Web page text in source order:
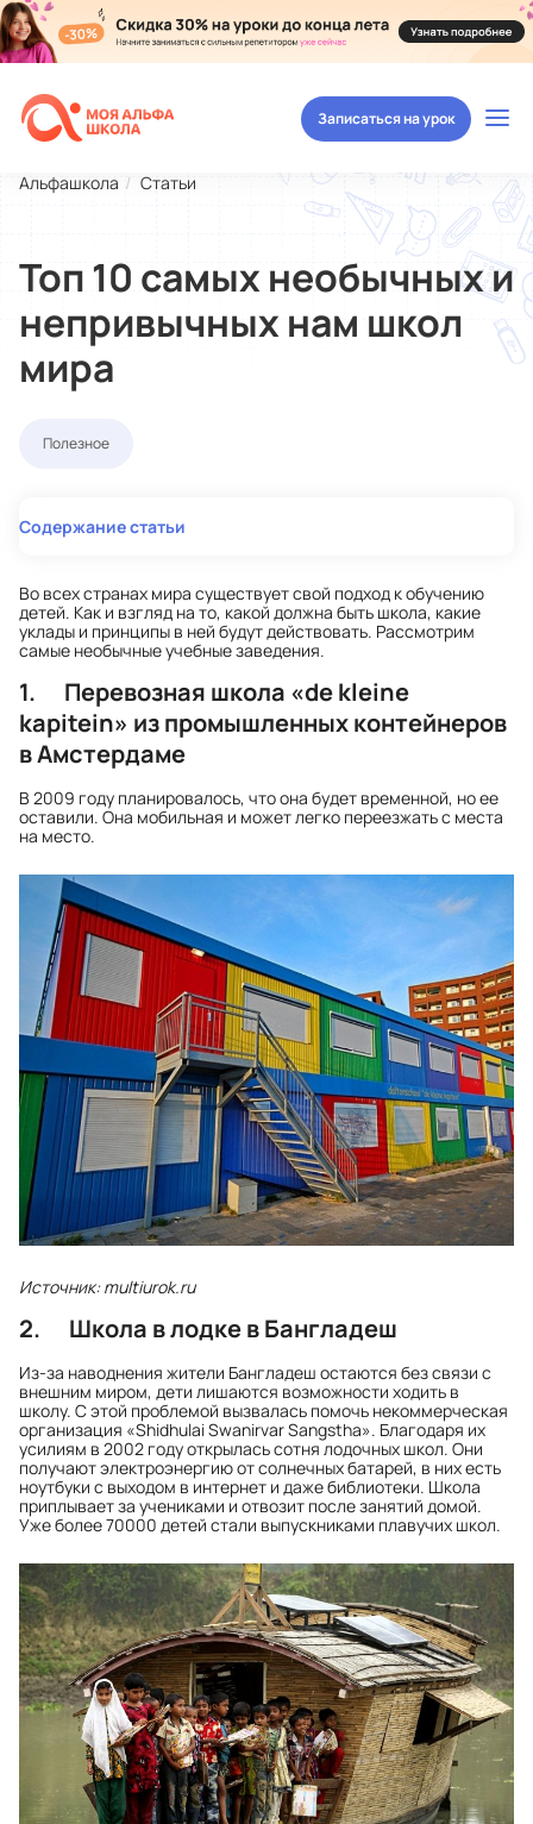
Записаться на урок
Альфашкола Статьи
Топ 10 самых необычных и
непривычных нам школ
мира
Полезное
Содержание статьи
Во всех странах мира существует свой подход к обучению
детей. Как и взгляд на то, какой должна быть школа, какие
уклады и принципы в ней будут действовать. Рассмотрим
самые необычные учебные заведения.
1. Перевозная школа «de kleine
kapitein» из промышленных контейнеров
в Амстердаме
В 2009 году планировалось, что она будет временной, но ее
оставили. Она мобильная и может легко переезжать с места
на место.
Источник: multiurok.ru
2. Школа в лодке в Бангладеш
Из-за наводнения жители Бангладеш остаются без связи с
внешним миром, дети лишаются возможности ходить в
школу. С этой проблемой вызвалась помочь некоммерческая
организация «Shidhulai Swanirvar Sangstha». Благодаря их
усилиям в 2002 году открылась сотня лодочных школ. Они
получают электроэнергию от солнечных батарей, в них есть
ноутбуки с выходом в интернет и даже библиотеки. Школа
приплывает за учениками и отвозит после занятий домой.
Уже более 70000 детей стали выпускниками плавучих школ.